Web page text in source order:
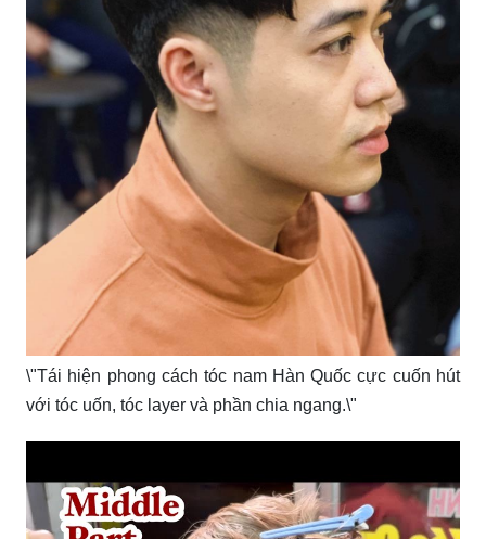
\"Tái hiện phong cách tóc nam Hàn Quốc cực cuốn hút
với tóc uốn, tóc layer và phần chia ngang.\"